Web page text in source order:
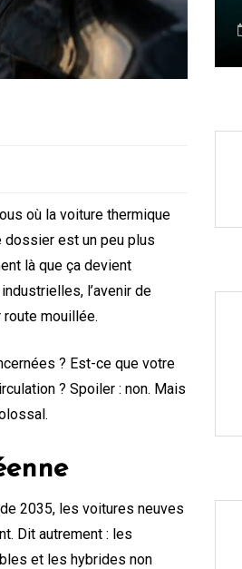
où la voiture thermique
dossier est un peu plus
là que ça devient
l’avenir de
route mouillée.
? Est-ce que votre
? Spoiler : non. Mais
2035, les voitures neuves
Dit autrement : les
et les hybrides non